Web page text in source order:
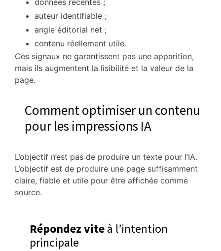
données récentes ;
auteur identifiable ;
angle éditorial net ;
contenu réellement utile.
Ces signaux ne garantissent pas une apparition,
mais ils augmentent la lisibilité et la valeur de la
page.
Comment optimiser un contenu
pour les impressions IA
L’objectif n’est pas de produire un texte pour l’IA.
L’objectif est de produire une page suffisamment
claire, fiable et utile pour être affichée comme
source.
Répondez viteà l’intention
principale